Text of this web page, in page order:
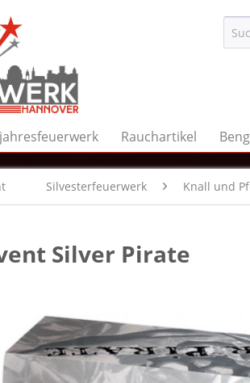
Rauchartikel
Silvesterfeuerwerk Knall und
Silver Pirate